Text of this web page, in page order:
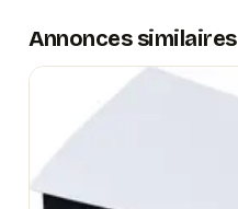
Annonces similaires